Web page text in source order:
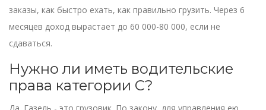
заказы, как быстро ехать, как правильно грузить. Через 6
месяцев доход вырастает до 60 000-80 000, если не
сдаваться.
Нужно ли иметь водительские
права категории C?